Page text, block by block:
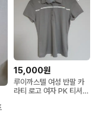
15,000원
루이까스텔 여성 반팔 카
라티 로고 여자 PK 티셔츠